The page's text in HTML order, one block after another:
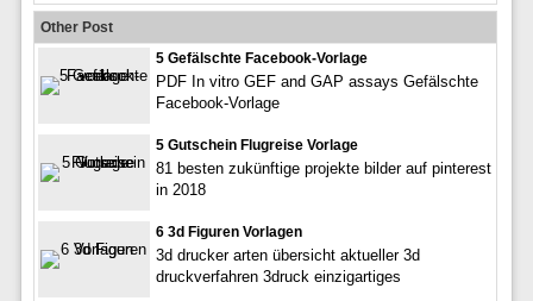
Other Post
5 Gefälschte Facebook-Vorlage
PDF In vitro GEF and GAP assays Gefälschte
Facebook-Vorlage
5 Gutschein Flugreise Vorlage
81 besten zukünftige projekte bilder auf pinterest
in 2018
6 3d Figuren Vorlagen
3d drucker arten übersicht aktueller 3d
druckverfahren 3druck einzigartiges